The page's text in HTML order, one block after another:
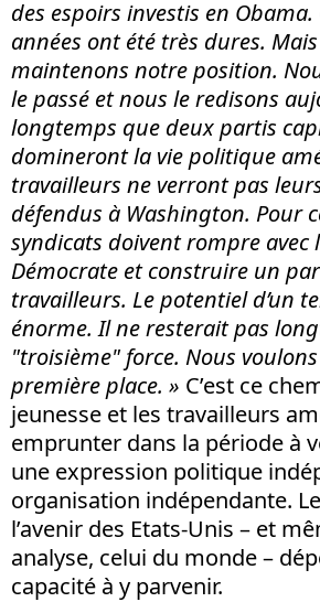
des espoirs investis en Obama.
années ont été très dures.
maintenons notre position.
le passé et nous le redisons
longtemps que deux partis
domineront la vie politique
travailleurs ne verront pas
défendus à Washington. Pour
syndicats doivent rompre avec
Démocrate et construire un
travailleurs. Le potentiel d’un
énorme. Il ne resterait pas
"troisième" force. Nous
première place. » C’est ce
jeunesse et les travailleurs
emprunter dans la période à
une expression politique
organisation indépendante.
l’avenir des Etats-Unis – et
analyse, celui du monde –
capacité à y parvenir.